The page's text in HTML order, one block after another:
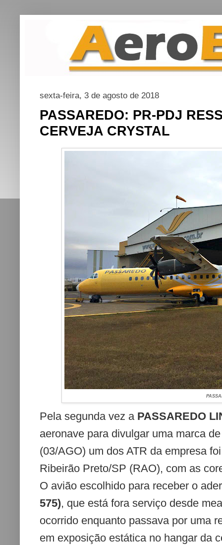
sexta-feira, 3 de agosto de 2018
PASSAREDO: PR-PDJ
CERVEJA CRYSTAL
Pela segunda vez a PASSAREDO
aeronave para divulgar uma marca
(03/AGO) um dos ATR da empresa
Ribeirão Preto/SP (RAO), com as
O avião escolhido para receber o
575), que está fora serviço desde
ocorrido enquanto passava por uma
em exposição estática no hangar da